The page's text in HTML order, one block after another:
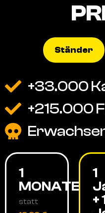
Ständer
+33.000
+215.000
1
MONATE
statt
1
+